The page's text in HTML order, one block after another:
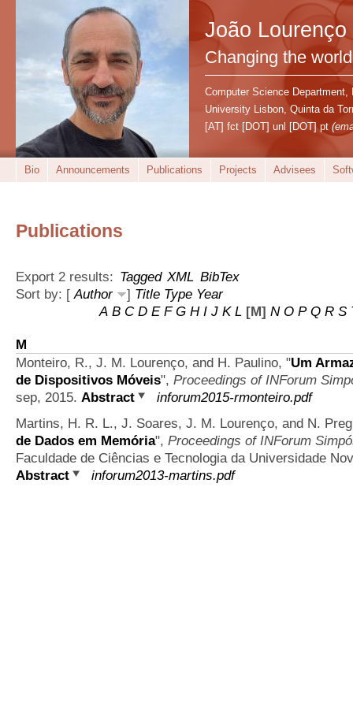
João Lourenço
Changing the
Computer Science
University Lisbon, Quinta da
[AT] fct [DOT] unl [DOT] pt
Bio Announcements Publications Projects Advisees
Publications
Export 2 results: Tagged XML BibTex
Sort by: [Author ] Title Type Year
A B C D E F G H I J K L [M] N O P Q R S
M
Monteiro, R., J. M. Lourenço, and H. Paulino, "Um
de Dispositivos Móveis", Proceedings of INForum
sep, 2015. Abstract
inforum2015-rmonteiro.pdf
Martins, H. R. L., J. Soares, J. M. Lourenço, and N.
de Dados em Memória", Proceedings of INForum
Faculdade de Ciências e Tecnologia da Universidade
Abstract
inforum2013-martins.pdf